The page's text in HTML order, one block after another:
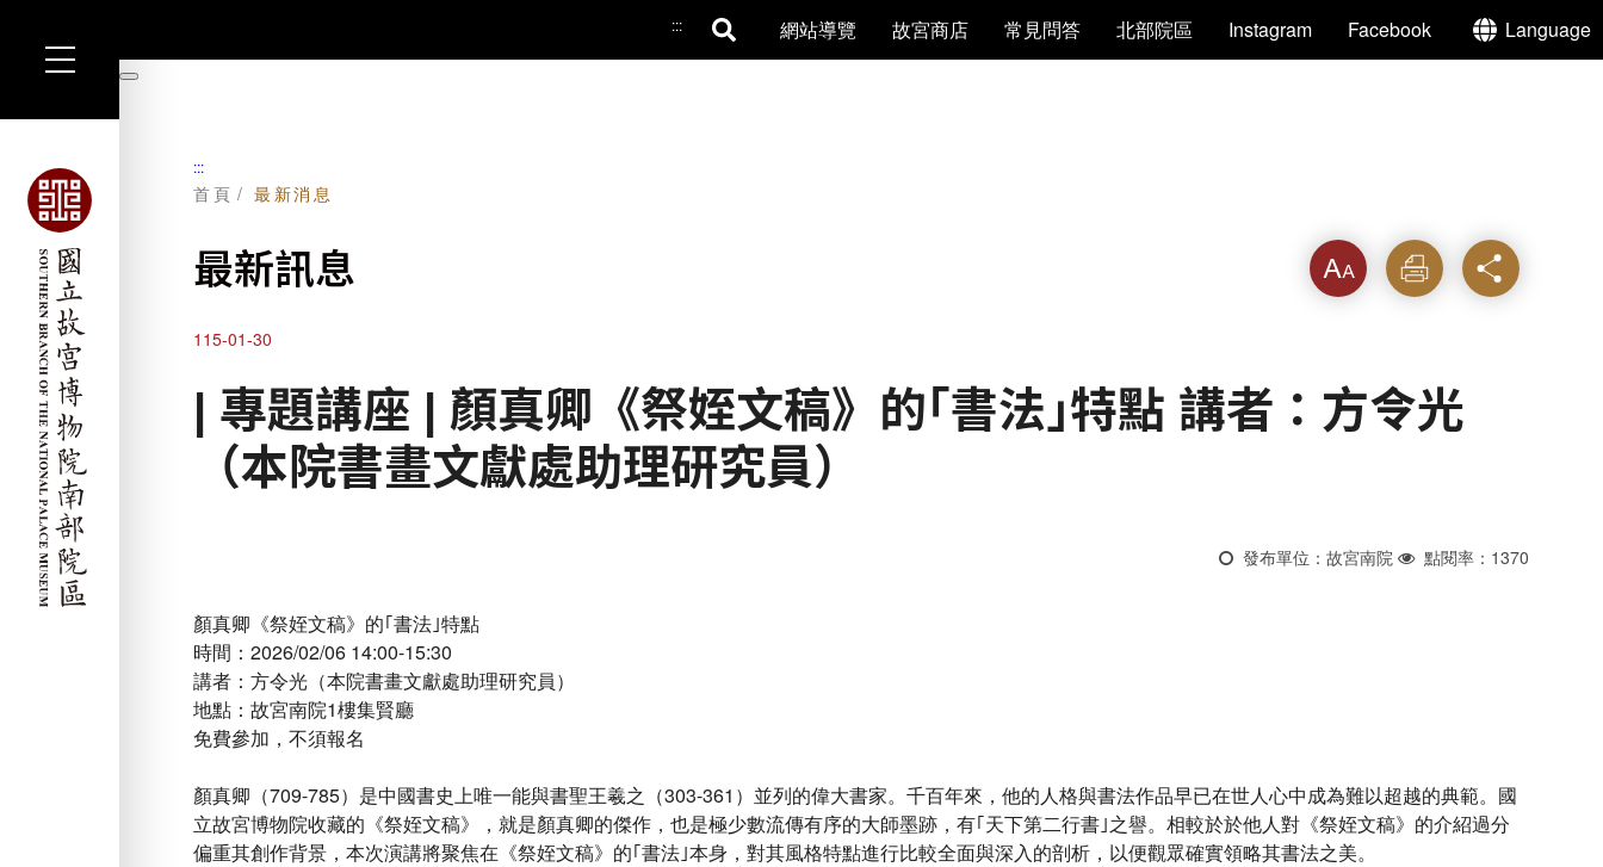
要
::: 網站導覽 故宮商店 常見問答 北部院區 Instagram Facebook Language
暫
:::
首頁 最新消息
最新訊息 字級 列印 分享
115-01-30
| 專題講座 | 顏真卿《祭姪文稿》的｢書法｣特點 講者：方令光
（本院書畫文獻處助理研究員）
發布單位：故宮南院 點閱率：1370
顏真卿《祭姪文稿》的｢書法｣特點
時間：2026/02/06 14:00-15:30
講者：方令光（本院書畫文獻處助理研究員）
地點：故宮南院1樓集賢廳
免費參加，不須報名
顏真卿（709-785）是中國書史上唯一能與書聖王羲之（303-361）並列的偉大書家。千百年來，他的人格與書法作品早已在世人心中成為難以超越的典範。國
立故宮博物院收藏的《祭姪文稿》，就是顏真卿的傑作，也是極少數流傳有序的大師墨跡，有｢天下第二行書｣之譽。相較於於他人對《祭姪文稿》的介紹過分
偏重其創作背景，本次演講將聚焦在《祭姪文稿》的｢書法｣本身，對其風格特點進行比較全面與深入的剖析，以便觀眾確實領略其書法之美。